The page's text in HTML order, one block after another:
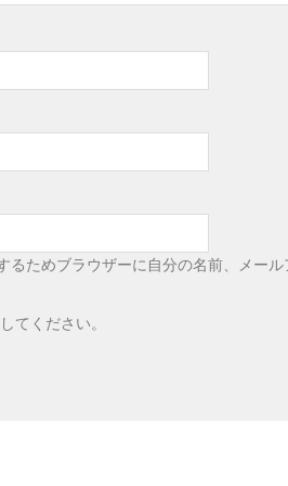
るためブラウザーに自分の名前、メー
てください。